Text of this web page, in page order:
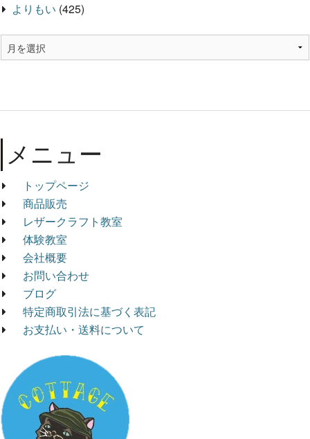
よりもい (425)
メニュー
トップページ
商品販売
レザークラフト教室
体験教室
会社概要
お問い合わせ
ブログ
特定商取引法に基づく表記
お支払い・送料について